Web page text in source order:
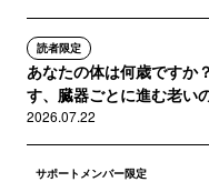
読者限定
あなたの体は何歳ですか
す、臓器ごとに進む老い
2026.07.22
サポートメンバー限定